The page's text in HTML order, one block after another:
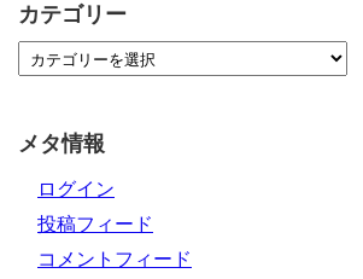
カテゴリー
メタ情報
ログイン
投稿フィード
コメントフィード